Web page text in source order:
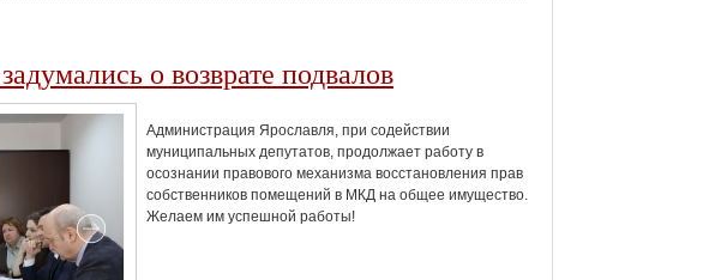
о возврате подвалов
Администрация Ярославля, при содействии
муниципальных депутатов, продолжает работу в
осознании правового механизма восстановления прав
собственников помещений в МКД на общее имущество.
Желаем им успешной работы!